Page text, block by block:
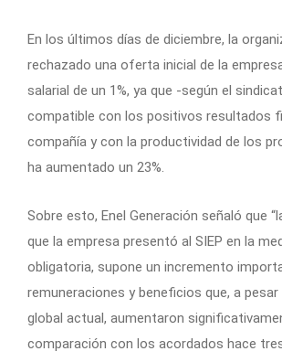
En los últimos días de diciembre, la
rechazado una oferta inicial de la
salarial de un 1%, ya que -según el
compatible con los positivos resultados
compañía y con la productividad de los
ha aumentado un 23%.
Sobre esto, Enel Generación señaló que
que la empresa presentó al SIEP en la
obligatoria, supone un incremento
remuneraciones y beneficios que, a
global actual, aumentaron
comparación con los acordados hace tres